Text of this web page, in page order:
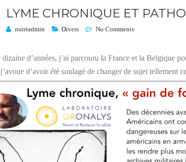
LYME CHRONIQUE ET
nutriadmin Divers No Comments
d’années, j’ai parcouru la France et la Belgique
d’avoir été soulagé de changer de sujet tellement